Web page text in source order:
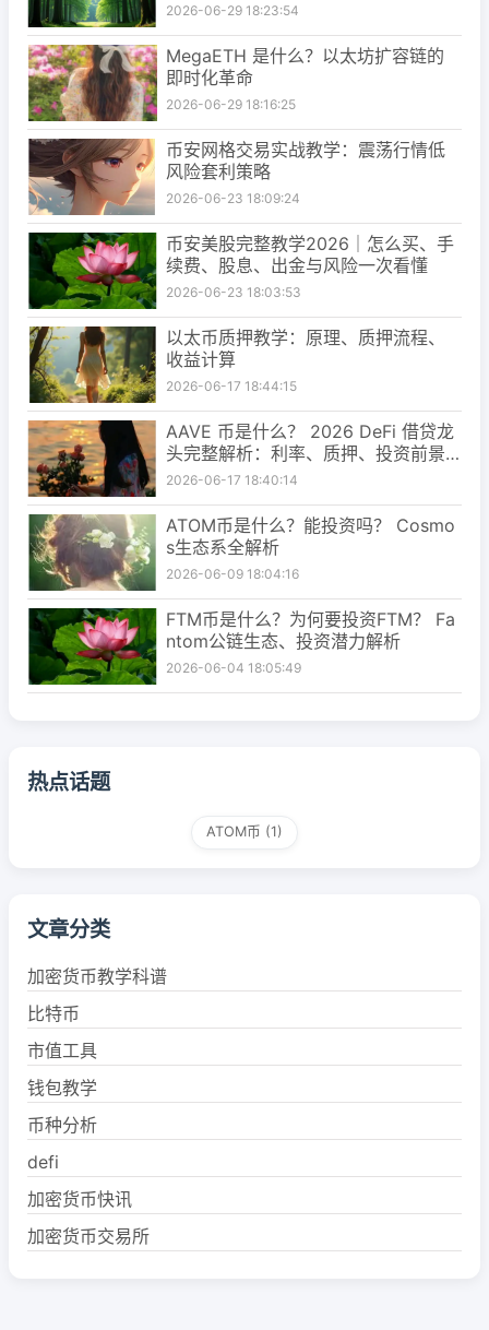
2026-06-29 18:23:54
MegaETH 是什么？以太坊扩容链的
即时化革命
2026-06-29 18:16:25
币安网格交易实战教学：震荡行情低
风险套利策略
2026-06-23 18:09:24
币安美股完整教学2026｜怎么买、手
续费、股息、出金与风险一次看懂
2026-06-23 18:03:53
以太币质押教学：原理、质押流程、
收益计算
2026-06-17 18:44:15
AAVE 币是什么？ 2026 DeFi 借贷龙
头完整解析：利率、质押、投资前景
一次看懂
2026-06-17 18:40:14
ATOM币是什么？能投资吗？ Cosmo
s生态系全解析
2026-06-09 18:04:16
FTM币是什么？为何要投资FTM？ Fa
ntom公链生态、投资潜力解析
2026-06-04 18:05:49
热点话题
ATOM币 (1)
文章分类
加密货币教学科谱
比特币
市值工具
钱包教学
币种分析
defi
加密货币快讯
加密货币交易所